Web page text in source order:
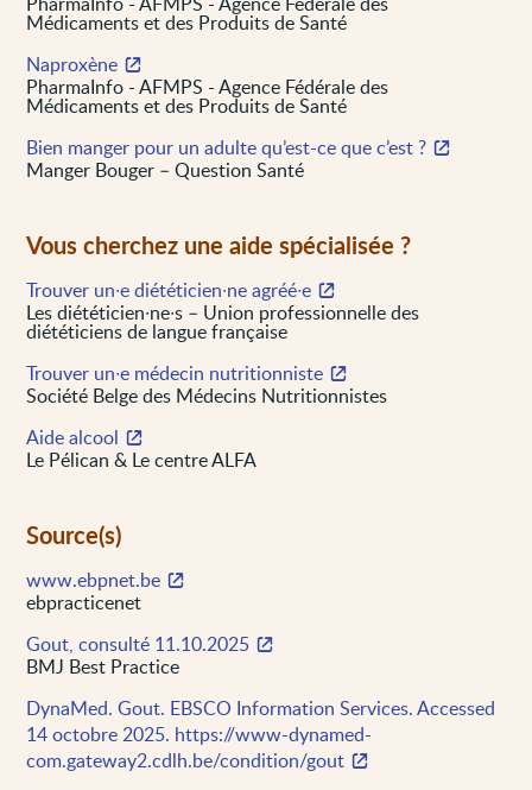
Médicaments et des Produits de Santé
Naproxène
PharmaInfo - AFMPS - Agence Fédérale des
Médicaments et des Produits de Santé
Bien manger pour un adulte qu’est-ce que c’est ?
Manger Bouger – Question Santé
Vous cherchez une aide spécialisée ?
Trouver un∙e diététicien∙ne agréé∙e
Les diététicien∙ne∙s – Union professionnelle des
diététiciens de langue française
Trouver un∙e médecin nutritionniste
Société Belge des Médecins Nutritionnistes
Aide alcool
Le Pélican & Le centre ALFA
Source(s)
www.ebpnet.be
ebpracticenet
Gout, consulté 11.10.2025
BMJ Best Practice
DynaMed. Gout. EBSCO Information Services. Accessed
14 octobre 2025. https://www-dynamed-
com.gateway2.cdlh.be/condition/gout